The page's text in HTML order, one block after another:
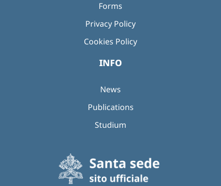
Forms
Privacy Policy
Cookies Policy
INFO
News
Publications
Studium